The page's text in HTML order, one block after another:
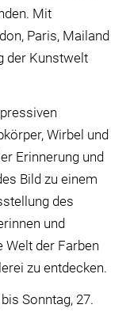
Mit
Paris, Mailand
der Kunstwelt
Wirbel und
Erinnerung und
Bild zu einem
des
und
Welt der Farben
zu entdecken.
Sonntag, 27.